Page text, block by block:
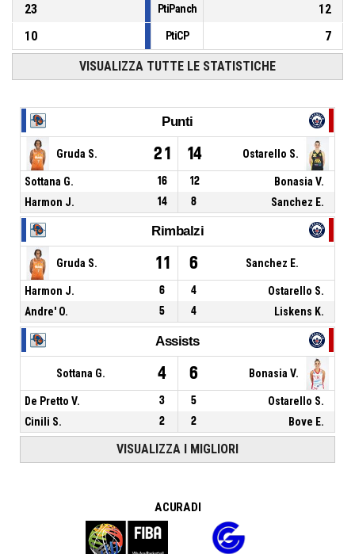
23
PtiPanch
12
10
PtiCP 7
VISUALIZZA TUTTE LE STATISTICHE
Punti
Gruda S. 21 14 Ostarello S.
Sottana G. 16 12
Bonasia V.
Harmon J.
14 8 Sanchez E.
Rimbalzi
Gruda S. 11 6 Sanchez E.
Harmon J. 6 4
Ostarello S.
Andre' O.
5 4 Liskens K.
Assists
Sottana G. 4 6 Bonasia V.
De Pretto V. 3 5
Ostarello S.
Cinili S.
2 2 Bove E.
VISUALIZZA I MIGLIORI
A CURA DI